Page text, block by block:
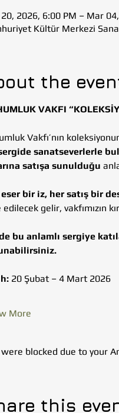
2026, 6:00 PM – Mar
Kültür Merkezi
the
VAKFI
Vakfı’nın
sanatseverlerle
satışa sunulduğu
bir iz, her satış bir
edilecek gelir, vakfımızın
bu anlamlı sergiye
20 Şubat – 4 Mart 2026
More
blocked due to your
this